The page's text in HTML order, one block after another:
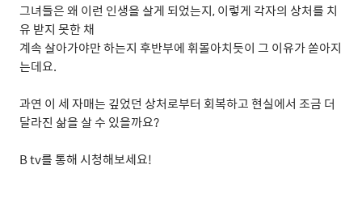
그녀들은 왜 이런 인생을 살게 되었는지,이렇게 각자의 상처를 치
유 받지 못한 채
계속 살아가야만 하는지 후반부에 휘몰아치듯이 그 이유가 쏟아지
는데요.
과연 이 세 자매는 깊었던 상처로부터 회복하고 현실에서 조금 더
달라진 삶을 살 수 있을까요?
B tv를 통해 시청해보세요!